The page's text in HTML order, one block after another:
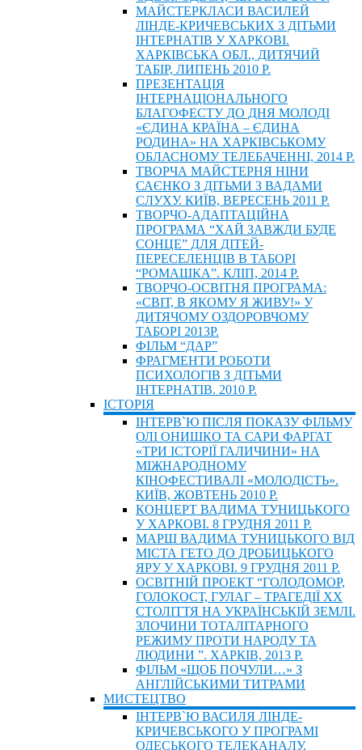
МАЙСТЕРКЛАСИ ВАСИЛЕЙ
ЛІНДЕ-КРИЧЕВСЬКИХ З ДІТЬМИ
ІНТЕРНАТІВ У ХАРКОВІ.
ХАРКІВСЬКА ОБЛ., ДИТЯЧИЙ
ТАБІР, ЛИПЕНЬ 2010 Р.
ПРЕЗЕНТАЦІЯ
ІНТЕРНАЦІОНАЛЬНОГО
БЛАГОФЕСТУ ДО ДНЯ МОЛОДІ
«ЄДИНА КРАЇНА – ЄДИНА
РОДИНА» НА ХАРКІВСЬКОМУ
ОБЛАСНОМУ ТЕЛЕБАЧЕННІ, 2014 Р.
ТВОРЧА МАЙСТЕРНЯ НІНИ
САЄНКО З ДІТЬМИ З ВАДАМИ
СЛУХУ. КИЇВ, ВЕРЕСЕНЬ 2011 Р.
ТВОРЧО-АДАПТАЦІЙНА
ПРОГРАМА “ХАЙ ЗАВЖДИ БУДЕ
СОНЦЕ” ДЛЯ ДІТЕЙ-
ПЕРЕСЕЛЕНЦІВ В ТАБОРІ
“РОМАШКА”. КЛІП, 2014 Р.
ТВОРЧО-ОСВІТНЯ ПРОГРАМА:
«СВІТ, В ЯКОМУ Я ЖИВУ!» У
ДИТЯЧОМУ ОЗДОРОВЧОМУ
ТАБОРІ 2013Р.
ФІЛЬМ “ДАР”
ФРАГМЕНТИ РОБОТИ
ПСИХОЛОГІВ З ДІТЬМИ
ІНТЕРНАТІВ. 2010 Р.
ІСТОРIЯ
ІНТЕРВ`Ю ПІСЛЯ ПОКАЗУ ФІЛЬМУ
ОЛІ ОНИШКО ТА САРИ ФАРГАТ
«ТРИ ІСТОРІЇ ГАЛИЧИНИ» НА
МІЖНАРОДНОМУ
КІНОФЕСТИВАЛІ «МОЛОДІСТЬ».
КИЇВ, ЖОВТЕНЬ 2010 Р.
КОНЦЕРТ ВАДИМА ТУНИЦЬКОГО
У ХАРКОВІ. 8 ГРУДНЯ 2011 Р.
МАРШ ВАДИМА ТУНИЦЬКОГО ВІД
МІСТА ГЕТО ДО ДРОБИЦЬКОГО
ЯРУ У ХАРКОВІ. 9 ГРУДНЯ 2011 Р.
ОСВІТНІЙ ПРОЕКТ “ГОЛОДОМОР,
ГОЛОКОСТ, ГУЛАГ – ТРАГЕДІЇ ХХ
СТОЛІТТЯ НА УКРАЇНСЬКІЙ ЗЕМЛІ.
ЗЛОЧИНИ ТОТАЛІТАРНОГО
РЕЖИМУ ПРОТИ НАРОДУ ТА
ЛЮДИНИ ”. ХАРКІВ, 2013 Р.
ФІЛЬМ «ЩОБ ПОЧУЛИ…» З
АНГЛІЙСЬКИМИ ТИТРАМИ
МИСТЕЦТВО
ІНТЕРВ`Ю ВАСИЛЯ ЛІНДЕ-
КРИЧЕВСЬКОГО У ПРОГРАМІ
ОДЕСЬКОГО ТЕЛЕКАНАЛУ.